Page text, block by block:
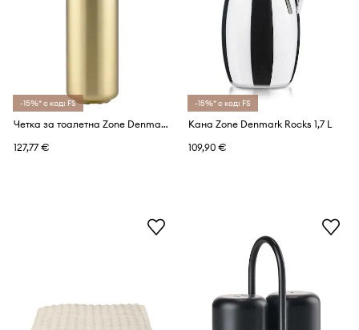
-15%* с код: FS
Четка за тоалетна Zone Denmark Ume 42 x 10 cm
127,77 €
-15%* с код: FS
Кана Zone Denmark Rocks 1,7 L
109,90 €